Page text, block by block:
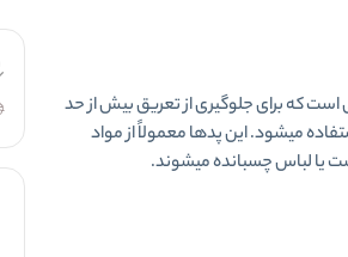
که برای جلوگیری از تعریق بیش از حد
میشود. این پدها معمولاً از مواد
یا لباس چسبانده میشوند.